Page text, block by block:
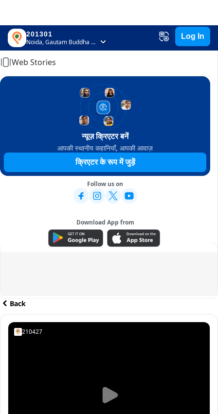
201301
Noida, Gautam Buddha Nagar, Uttar Pradesh
Log In
Home
Web Stories
न्यूज़ क्रिएटर बनें
आपकी स्थानीय कहानियाँ, आपकी आवाज़
क्रिएटर के रूप में जुड़ें
Follow us on
Download App from
ADVERTISEMENT
Back
210427